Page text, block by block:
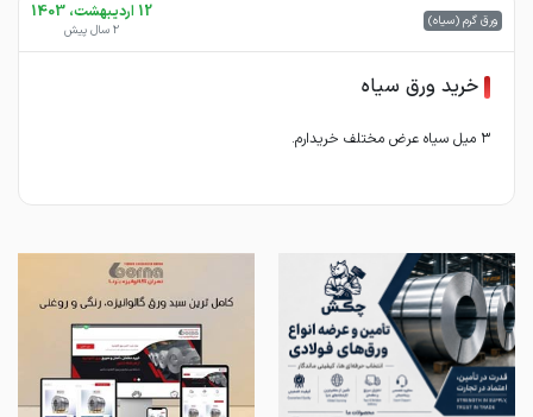
ورق گرم (سیاه) 12 اردیبهشت، 1403
2 سال پیش
خرید ورق سیاه
۳ میل سیاه عرض مختلف خریدارم.